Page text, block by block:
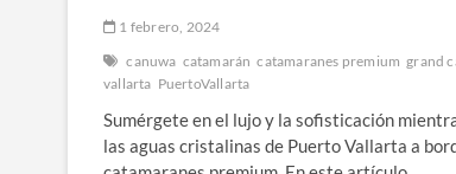
1 febrero, 2024
canuwa catamarán catamaranes premium grand
vallarta PuertoVallarta
Sumérgete en el lujo y la sofisticación
las aguas cristalinas de Puerto Vallarta a